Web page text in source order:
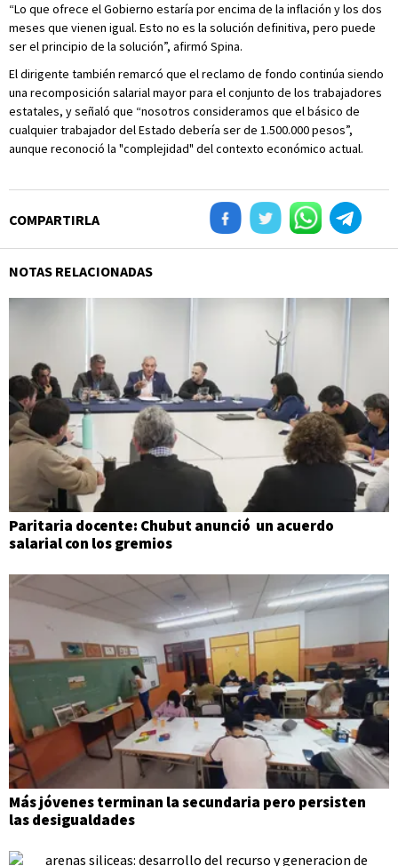
“Lo que ofrece el Gobierno estaría por encima de la inflación y los dos
meses que vienen igual. Esto no es la solución definitiva, pero puede
ser el principio de la solución”, afirmó Spina.
El dirigente también remarcó que el reclamo de fondo continúa siendo
una recomposición salarial mayor para el conjunto de los trabajadores
estatales, y señaló que “nosotros consideramos que el básico de
cualquier trabajador del Estado debería ser de 1.500.000 pesos”,
aunque reconoció la "complejidad" del contexto económico actual.
COMPARTIRLA
NOTAS RELACIONADAS
Paritaria docente: Chubut anunció un acuerdo
salarial con los gremios
Más jóvenes terminan la secundaria pero persisten
las desigualdades